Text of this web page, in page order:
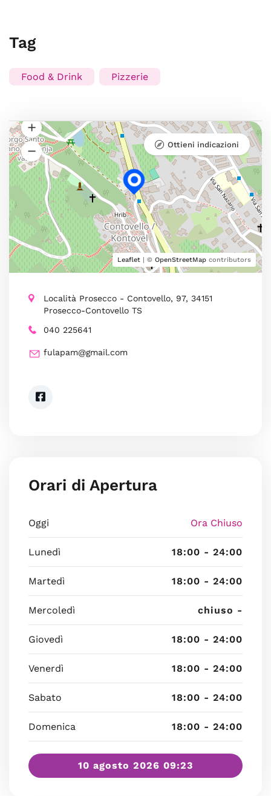
Tag
Food & Drink Pizzerie
Leaflet | © OpenStreetMap contributors
Ottieni indicazioni
Località Prosecco - Contovello, 97, 34151
Prosecco-Contovello TS
040 225641
fulapam@gmail.com
Orari di Apertura
Oggi Ora Chiuso
Lunedì 18:00 - 24:00
Martedì 18:00 - 24:00
Mercoledì chiuso -
Giovedì 18:00 - 24:00
Venerdì 18:00 - 24:00
Sabato 18:00 - 24:00
Domenica 18:00 - 24:00
10 agosto 2026 09:23